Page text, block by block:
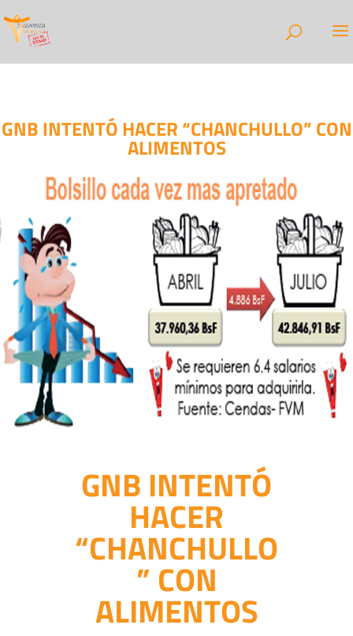
GNB INTENTÓ HACER “CHANCHULLO” CON
ALIMENTOS
GNB INTENTÓ
HACER
“CHANCHULLO
” CON
ALIMENTOS